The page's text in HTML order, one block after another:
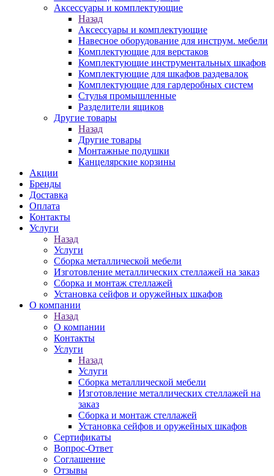
Аксессуары и комплектующие
Назад
Аксессуары и комплектующие
Навесное оборудование для инструм. мебели
Комплектующие для верстаков
Комплектующие инструментальных шкафов
Комплектующие для шкафов раздевалок
Комплектующие для гардеробных систем
Стулья промышленные
Разделители ящиков
Другие товары
Назад
Другие товары
Монтажные подушки
Канцелярские корзины
Акции
Бренды
Доставка
Оплата
Контакты
Услуги
Назад
Услуги
Сборка металлической мебели
Изготовление металлических стеллажей на заказ
Сборка и монтаж стеллажей
Установка сейфов и оружейных шкафов
О компании
Назад
О компании
Контакты
Услуги
Назад
Услуги
Сборка металлической мебели
Изготовление металлических стеллажей на
заказ
Сборка и монтаж стеллажей
Установка сейфов и оружейных шкафов
Сертификаты
Вопрос-Ответ
Соглашение
Отзывы